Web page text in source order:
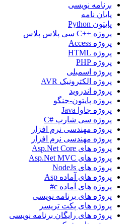
برنامه نویسی
پایان نامه
پایتون Python
پروژه ++C سی پلاس پلاس
پروژه Access
پروژه HTML
پروژه PHP
پروژه اسمبلی
پروژه الکترونیک AVR
پروژه اندروید
پروژه پایتون-جنگو
پروژه جاوا Java
پروژه سی شارپ #C
پروژه مهندسی نرم افزار
پروژه مهندسی نرم افزار
پروژه های Asp.Net Core
پروژه های Asp.Net MVC
پروژه های NodeJs
پروژه های آماده Asp
پروژه های آماده c#
پروژه های برنامه نویسی
پروژه های پکت تریسر
پروژه های رایگان برنامه نویسی